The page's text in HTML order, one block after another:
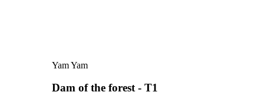
Yam Yam
Dam of the forest - T1